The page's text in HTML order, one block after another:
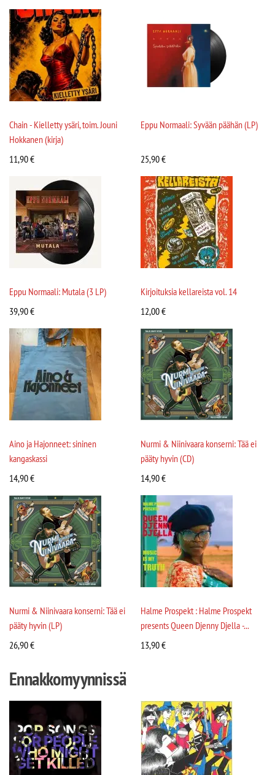
Chain - Kielletty ysäri, toim. Jouni
Hokkanen (kirja)
11,90€
Eppu Normaali: Syvään päähän (LP)
25,90€
Eppu Normaali: Mutala (3 LP)
39,90€
Kirjoituksia kellareista vol. 14
12,00€
Aino ja Hajonneet: sininen
kangaskassi
14,90€
Nurmi & Niinivaara konserni: Tää ei
pääty hyvin (CD)
14,90€
Nurmi & Niinivaara konserni: Tää ei
pääty hyvin (LP)
26,90€
Halme Prospekt : Halme Prospekt
presents Queen Djenny Djella -...
13,90€
Ennakkomyynnissä